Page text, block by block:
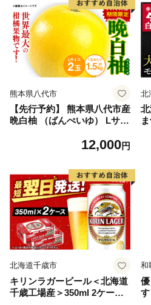
鰯 いわし イワシ 切り身 おつ
まみ おかず 惣菜 人気 珍味
グルメ 規格外 国産 新鮮 魚介
天然 乾き物 乾物 酒のあて 旬
季節 お中元 お歳暮 母の日 父
の日 武久海産 愛南町 愛媛県
熊本県八代市
【先行予約】 熊本県八代市産
晩白柚 （ばんぺいゆ） Lサイ
もの フルーツ おやつ 特産 熊
12,000円
北
北海道千歳市
キリンラガービール＜北海道
千歳工場産＞350ml 2ケース
和